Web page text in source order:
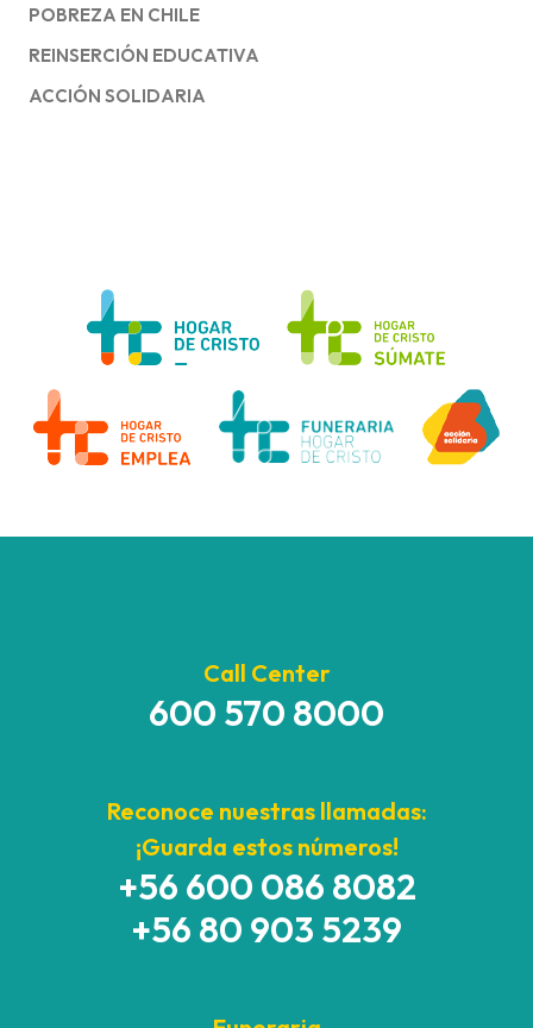
POBREZA EN CHILE
REINSERCIÓN EDUCATIVA
ACCIÓN SOLIDARIA
Call Center
600 570 8000
Reconoce nuestras llamadas:
¡Guarda estos números!
+56 600 086 8082
+56 80 903 5239